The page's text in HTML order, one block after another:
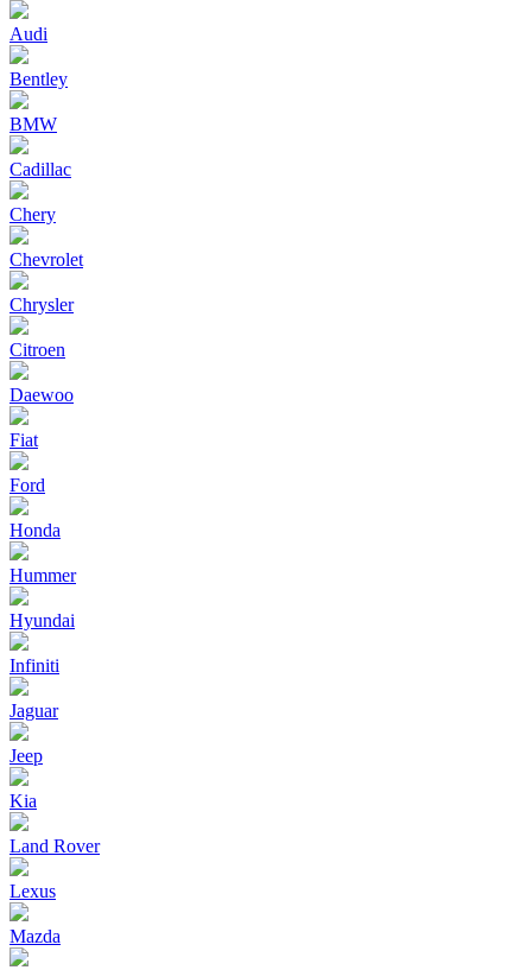
Audi
Bentley
BMW
Cadillac
Chery
Chevrolet
Chrysler
Citroen
Daewoo
Fiat
Ford
Honda
Hummer
Hyundai
Infiniti
Jaguar
Jeep
Kia
Land Rover
Lexus
Mazda